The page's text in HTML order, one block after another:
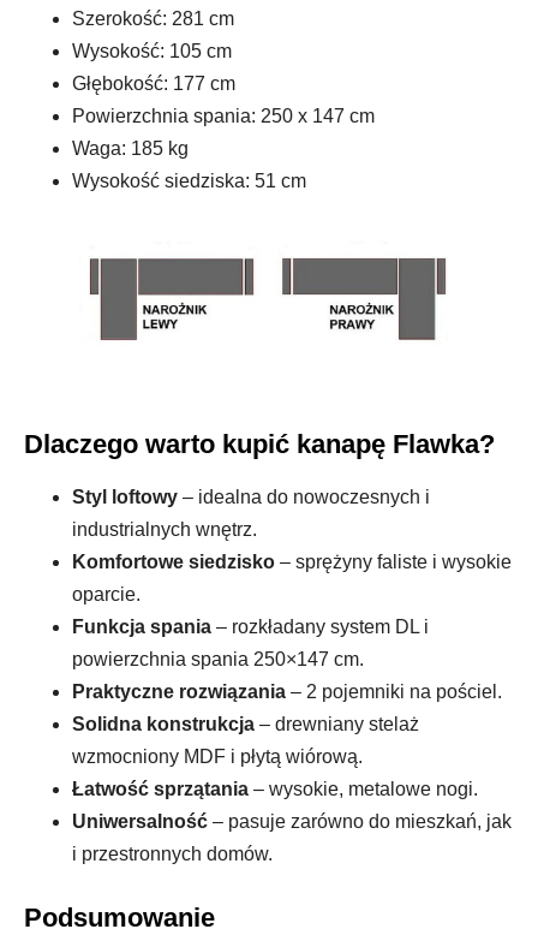
Szerokość: 281 cm
Wysokość: 105 cm
Głębokość: 177 cm
Powierzchnia spania: 250 x 147 cm
Waga: 185 kg
Wysokość siedziska: 51 cm
Dlaczego warto kupić kanapę Flawka?
Styl loftowy – idealna do nowoczesnych i
industrialnych wnętrz.
Komfortowe siedzisko – sprężyny faliste i wysokie
oparcie.
Funkcja spania – rozkładany system DL i
powierzchnia spania 250×147 cm.
Praktyczne rozwiązania – 2 pojemniki na pościel.
Solidna konstrukcja – drewniany stelaż
wzmocniony MDF i płytą wiórową.
Łatwość sprzątania – wysokie, metalowe nogi.
Uniwersalność – pasuje zarówno do mieszkań, jak
i przestronnych domów.
Podsumowanie